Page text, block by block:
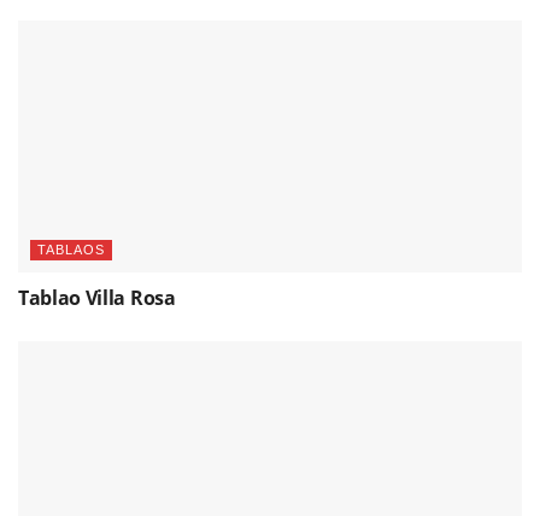
TABLAOS
Tablao Villa Rosa